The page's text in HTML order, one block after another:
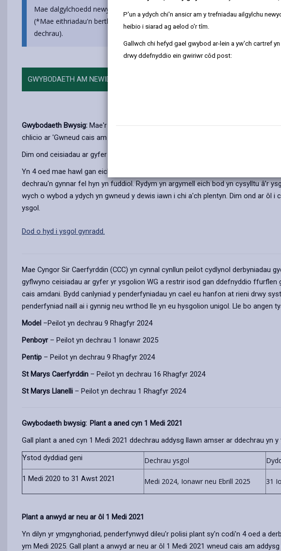
P'un a ydych chi'n ansicr am y trefniadau ailgylchu
heibio i siarad ag aelod o'r tîm.
Gallwch chi hefyd gael gwybod ar-lein a yw'ch cartref
drwy ddefnyddio ein gwiriwr côd post:
Mae dalgylchoedd newydd yn dod i rym i blant sy'n dechrau o 1 Medi 2027*
(*Mae eithriadau'n berthnasol ar gyfer rhai disgyblion meithrin rhan-amser a
dechrau).
GWYBODAETH AM NEWIDIADAU I DDALGYLCHOEDD
Gwybodaeth Bwysig: Mae'r dudalen hon ar gyfer ceisiadau amser llawn mewn
chlicio ar 'Gwneud cais am le rhan-amser mewn meithrinfa (3 oed)'. Darllenwch y
Dim ond ceisiadau ar gyfer ysgolion yn Sir Gaerfyrddin rydyn ni’n eu derbyn ac
Yn 4 oed mae hawl gan eich plentyn i fynychu'r ysgol gynradd yn amser llawn.
dechrau'n gynnar fel hyn yn fuddiol. Rydym yn argymell eich bod yn cysylltu â’r
wych o wybod a ydych yn gwneud y dewis iawn i chi a'ch plentyn. Dim ond ar ôl
ysgol.
Dod o hyd i ysgol gynradd.
Mae Cyngor Sir Caerfyrddin (CCC) yn cynnal cynllun peilot cydlynol derbyniadau
gyflwyno ceisiadau ar gyfer yr ysgolion WG a restrir isod gan ddefnyddio ffurflen
cais amdani. Bydd canlyniad y penderfyniadau yn cael eu hanfon at rieni drwy
penderfyniad naill ai i gynnig neu wrthod lle yn eu hysgolion unigol. Lle bo
Model –Peilot yn dechrau 9 Rhagfyr 2024
Penboyr– Peilot yn dechrau 1 Ionawr 2025
Pentip – Peilot yn dechrau 9 Rhagfyr 2024
St Marys Caerfyrddin – Peilot yn dechrau 16 Rhagfyr 2024
St Marys Llanelli – Peilot yn dechrau 1 Rhagfyr 2024
Gwybodaeth bwysig: Plant a aned cyn 1 Medi 2021
Gall plant a aned cyn 1 Medi 2021 ddechrau addysg llawn amser ar ddechrau yn
Ystod dyddiad geni
Dechrau ysgol
1 Medi 2020 to 31 Awst 2021 Medi 2024, Ionawr neu Ebrill 2025 31
Plant a anwyd ar neu ar ôl 1 Medi 2021
Yn dilyn yr ymgynghoriad, penderfynwyd dileu'r polisi plant sy'n codi'n 4 oed a
ym Medi 2025. Gall plant a anwyd ar neu ar ôl 1 Medi 2021 wneud cais am